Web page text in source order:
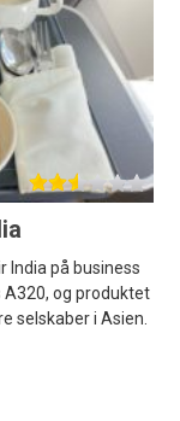
India på business
A320, og produktet
selskaber i Asien.